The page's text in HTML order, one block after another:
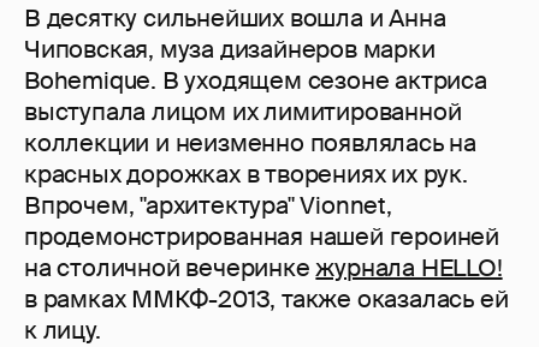
В десятку сильнейших вошла и Анна
Чиповская, муза дизайнеров марки
Bohemique. В уходящем сезоне актриса
выступала лицом их лимитированной
коллекции и неизменно появлялась на
красных дорожках в творениях их рук.
Впрочем, "архитектура" Vionnet,
продемонстрированная нашей героиней
на столичной вечеринкежурнала HELLO!
в рамках ММКФ-2013, также оказалась ей
к лицу.